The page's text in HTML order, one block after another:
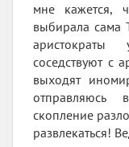
мне кажется,
выбирала сама
аристократы
соседствуют с
выходят
отправляюсь
скопление
развлекаться!